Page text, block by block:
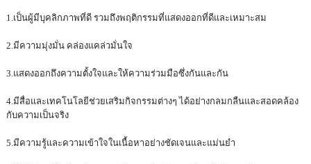
1.เป็นผู้มีบุคลิกภาพที่ดี รวมถึงพฤติกรรมที่แสดงออกที่ดีและเหมาะสม
2.มีความมุ่งมั่น คล่องแคล่วมั่นใจ
3.แสดงออกถึงความตั้งใจและให้ความร่วมมือซึ่งกันและกัน
4.มีสื่อและเทคโนโลยีช่วยเสริมกิจกรรมต่างๆ ได้อย่างกลมกลืนและสอดคล้อง
กับความเป็นจริง
5.มีความรู้และความเข้าใจในเนื้อหาอย่างชัดเจนและแม่นยำ